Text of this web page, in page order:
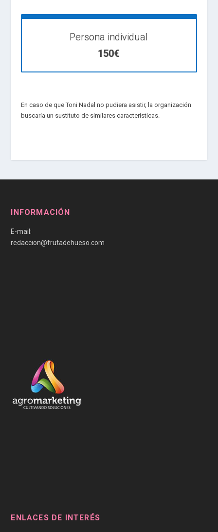
Persona individual
150€
En caso de que Toni Nadal no pudiera asistir, la organización
buscaría un sustituto de similares características.
INFORMACIÓN
E-mail:
redaccion@frutadehueso.com
ENLACES DE INTERÉS